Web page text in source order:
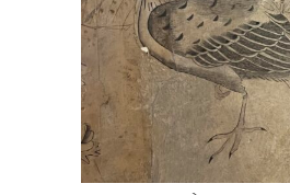
Fuoco Obbligato
Fuoco Jazz
Archives
CDs
Vidéos
Galerie
Presse
Nous soutenir
Contact